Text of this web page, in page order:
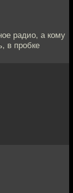
радио, а кому
в пробке